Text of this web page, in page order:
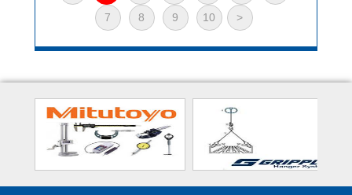
7 8 9 10 >